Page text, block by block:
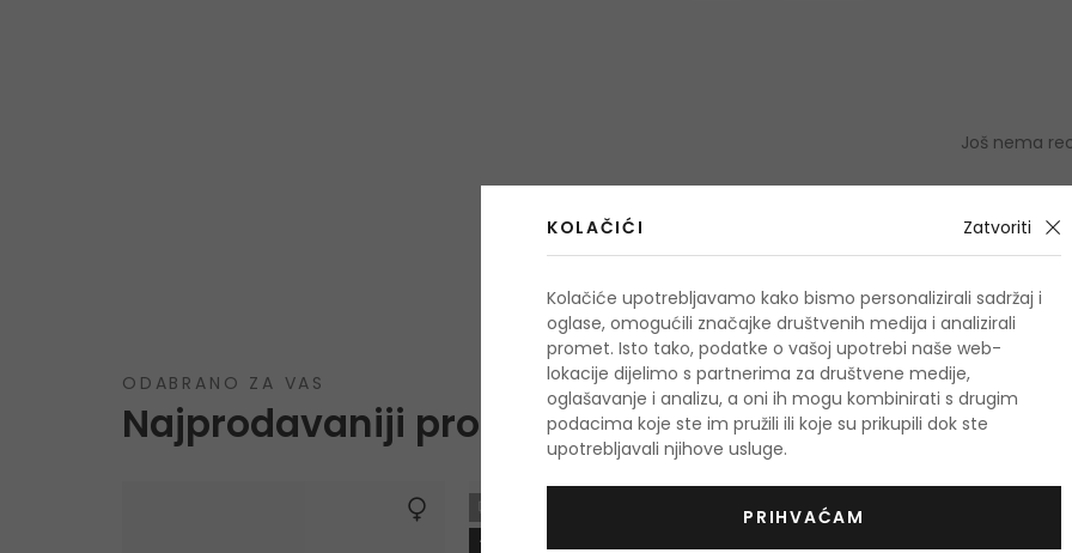
Još nema
Podaci
ODABRANO ZA VAS
Najprodavaniji proizvodi
-30% KOD: VIP30
KOLAČIĆI Zatvoriti
Kolačiće upotrebljavamo kako bismo personalizirali sadržaj i
oglase, omogućili značajke društvenih medija i analizirali
promet. Isto tako, podatke o vašoj upotrebi naše web-
lokacije dijelimo s partnerima za društvene medije,
oglašavanje i analizu, a oni ih mogu kombinirati s drugim
podacima koje ste im pružili ili koje su prikupili dok ste
upotrebljavali njihove usluge.
PRIHVAĆAM